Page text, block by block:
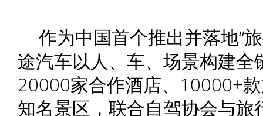
作为中国首个推出并落地“
途汽车以人、车、场景构建
20000家合作酒店、10000+
知名景区，联合自驾协会与